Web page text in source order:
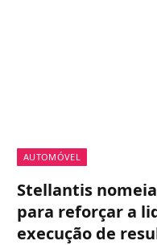
AUTOMÓVEL
Stellantis
para reforçar a
execução de